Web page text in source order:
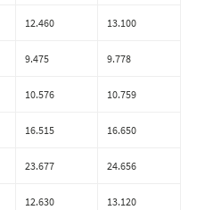
12.460 13.100
9.475 9.778
10.576 10.759
16.515 16.650
23.677 24.656
12.630 13.120